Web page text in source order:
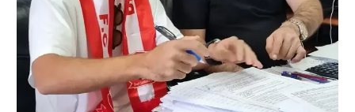
לוח דרושים – ג'ובנט
תגיות
המגזין